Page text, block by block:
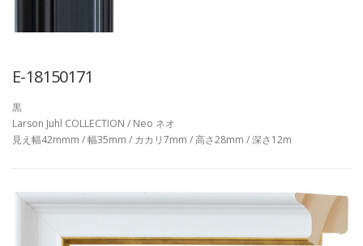
E-18150171
黒
Larson Juhl COLLECTION / Neo ネオ
見え幅42mmm / 幅35mm / カカリ7mm / 高さ28mm / 深さ12m